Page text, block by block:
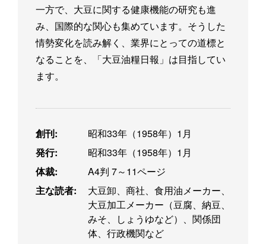
一方で、大豆に関する健康機能の研究も進
み、国際的な関心も集めています。そうした
情勢変化を読み解く、業界にとっての道標と
なることを、「大豆油糧日報」は目指してい
ます。
創刊:
昭和33年（1958年）1月
発行:
昭和33年（1958年）1月
体裁:
A4判 7～11ページ
主な読者:
大豆卸、商社、食用油メーカー、
大豆加工メーカー（豆腐、納豆、
みそ、しょうゆなど）、関係団
体、行政機関など